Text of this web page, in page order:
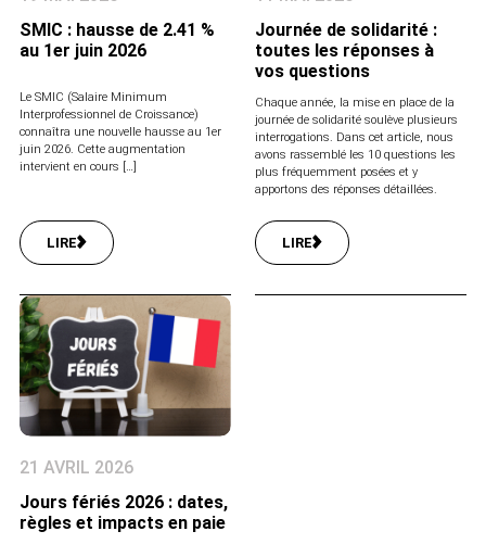
SMIC : hausse de 2.41 %
au 1er juin 2026
Le SMIC (Salaire Minimum
Interprofessionnel de Croissance)
connaîtra une nouvelle hausse au 1er
juin 2026. Cette augmentation
intervient en cours […]
LIRE
Journée de solidarité :
toutes les réponses à
vos questions
Chaque année, la mise en place de la
journée de solidarité soulève plusieurs
interrogations. Dans cet article, nous
avons rassemblé les 10 questions les
plus fréquemment posées et y
apportons des réponses détaillées.
LIRE
21 AVRIL 2026
Jours fériés 2026 : dates,
règles et impacts en paie